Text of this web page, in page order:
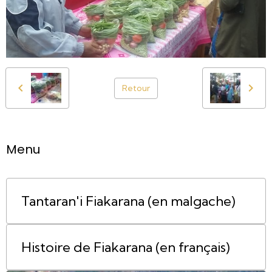
Retour
Menu
Tantaran'i Fiakarana (en malgache)
Histoire de Fiakarana (en français)